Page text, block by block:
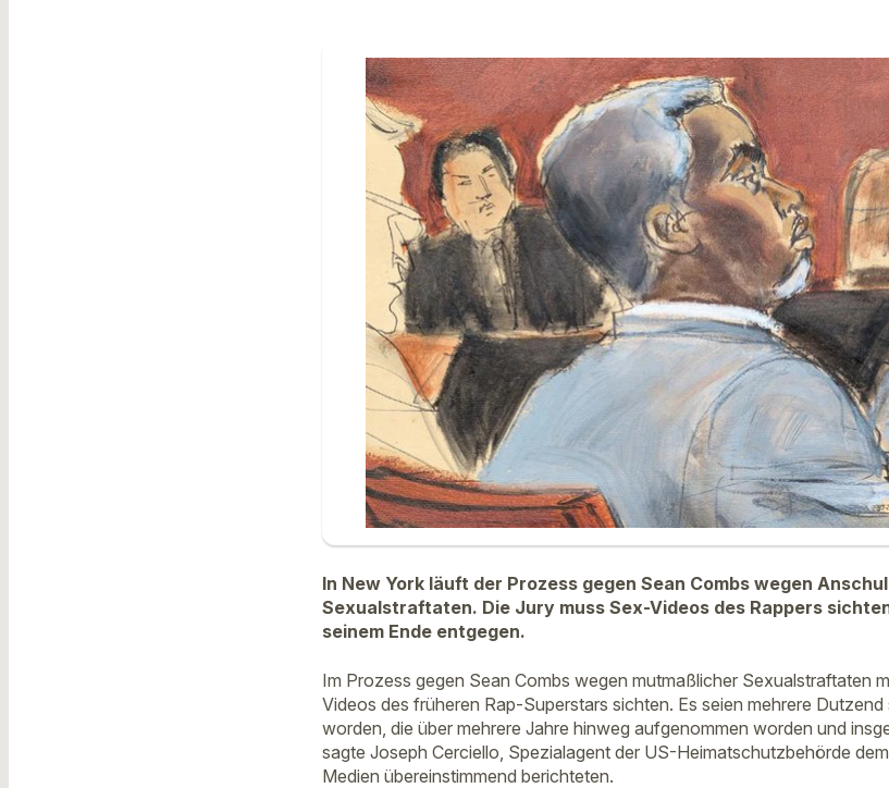
In New York läuft der Prozess gegen Sean Combs wegen
Sexualstraftaten. Die Jury muss Sex-Videos des Rappers
seinem Ende entgegen.
Im Prozess gegen Sean Combs wegen mutmaßlicher Sexualstraftaten
Videos des früheren Rap-Superstars sichten. Es seien mehrere
worden, die über mehrere Jahre hinweg aufgenommen worden und
sagte Joseph Cerciello, Spezialagent der US-Heimatschutzbehörde
Medien übereinstimmend berichteten.